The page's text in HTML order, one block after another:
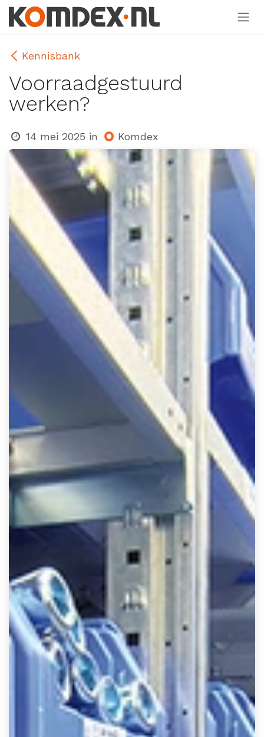
Overslaan naar inhoud
Kennisbank
Voorraadgestuurd
werken?
14 mei 2025 in Komdex